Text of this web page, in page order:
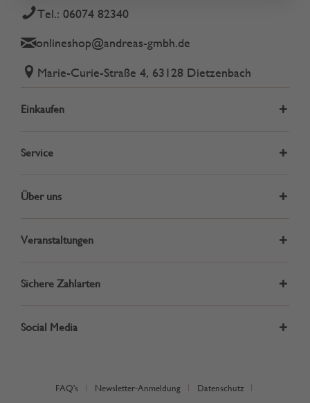
Tel.: 06074 82340
onlineshop@andreas-gmbh.de
Marie-Curie-Straße 4, 63128 Dietzenbach
Einkaufen
Service
Über uns
Veranstaltungen
Sichere Zahlarten
Social Media
FAQ's Newsletter-Anmeldung Datenschutz